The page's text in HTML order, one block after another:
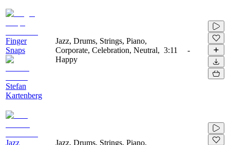
Finger
Snaps
Stefan
Kartenberg
Jazz, Drums, Strings, Piano,
Corporate, Celebration, Neutral,
Happy
3:11 -
Jazz
Jazz, Drums, Strings, Piano,